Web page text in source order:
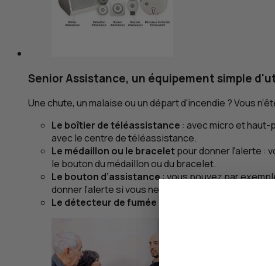
Senior Assistance, un équipement simple
Une chute, un malaise ou un départ d'incendie ? Vous
Le boîtier de téléassistance : avec micro et haut-
avec le centre de téléassistance.
Le médaillon ou le braceletpour donner l’alerte :
le bouton du médaillon ou du bracelet.
Le bouton d’assistance: vous pouvez par
donner l’alerte si vous ne portez pas votre médaillon.
Le détecteur de fumée : il déclenche un signal